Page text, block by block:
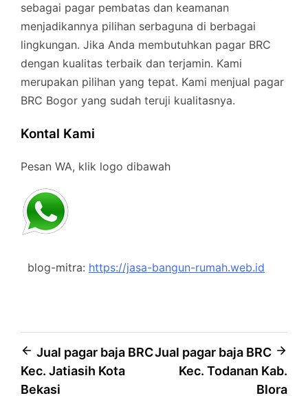
sebagai pagar pembatas dan keamanan
menjadikannya pilihan serbaguna di berbagai
lingkungan. Jika Anda membutuhkan pagar BRC
dengan kualitas terbaik dan terjamin. Kami
merupakan pilihan yang tepat. Kami menjual pagar
BRC Bogor yang sudah teruji kualitasnya.
Kontal Kami
Pesan WA, klik logo dibawah
blog-mitra: https://jasa-bangun-rumah.web.id
Post
navigation
Jual pagar baja BRC
Kec. Jatiasih Kota
Bekasi
Jual pagar baja BRC
Kec. Todanan Kab.
Blora